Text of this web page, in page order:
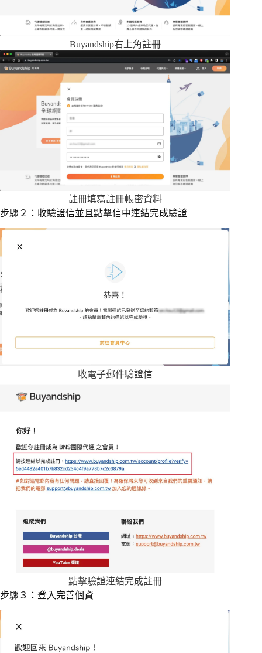
Buyandship右上角註冊
註冊填寫註冊帳密資料
步驟２：收驗證信並且點擊信中連結完成驗證
收電子郵件驗證信
點擊驗證連結完成註冊
步驟３：登入完善個資